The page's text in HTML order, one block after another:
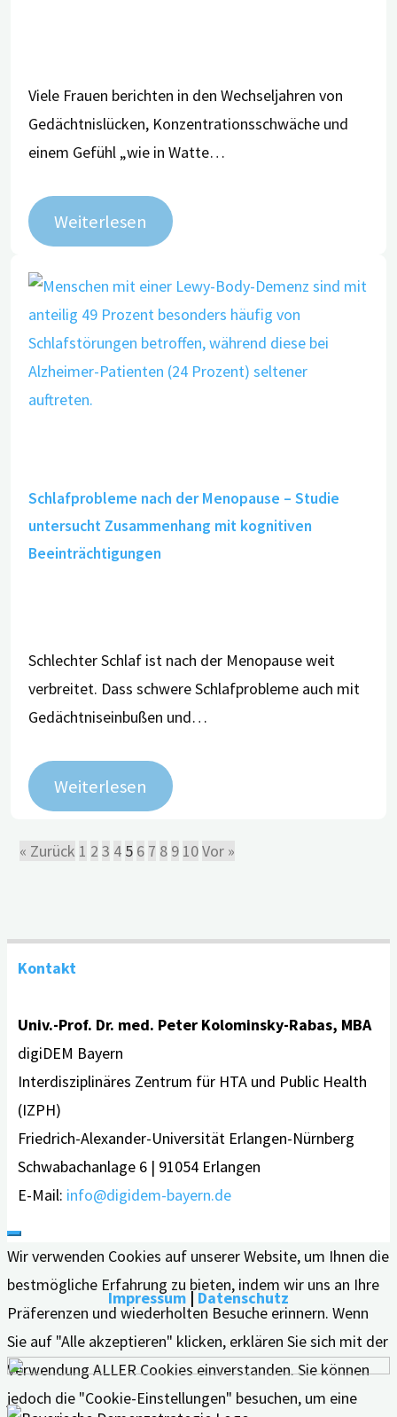
Viele Frauen berichten in den Wechseljahren von
Gedächtnislücken, Konzentrationsschwäche und
einem Gefühl „wie in Watte…
Weiterlesen
Schlafprobleme nach der Menopause – Studie
untersucht Zusammenhang mit kognitiven
Beeinträchtigungen
Schlechter Schlaf ist nach der Menopause weit
verbreitet. Dass schwere Schlafprobleme auch mit
Gedächtniseinbußen und…
Weiterlesen
« Zurück 1 2 3 4 5 6 7 8 9 10Vor »
Kontakt
Univ.-Prof. Dr. med. Peter Kolominsky-Rabas, MBA
digiDEM Bayern
Interdisziplinäres Zentrum für HTA und Public Health
(IZPH)
Friedrich-Alexander-Universität Erlangen-Nürnberg
Schwabachanlage 6 | 91054 Erlangen
E-Mail: info@digidem-bayern.de
Impressum | Datenschutz
Wir verwenden Cookies auf unserer Website, um Ihnen die
bestmögliche Erfahrung zu bieten, indem wir uns an Ihre
Präferenzen und wiederholten Besuche erinnern. Wenn
Sie auf "Alle akzeptieren" klicken, erklären Sie sich mit der
Verwendung ALLER Cookies einverstanden. Sie können
jedoch die "Cookie-Einstellungen" besuchen, um eine